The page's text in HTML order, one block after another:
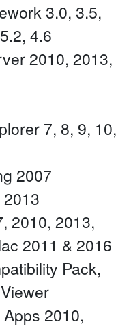
3.0, 3.5,
4.6
2010, 2013,
7, 8, 9, 10,
2007
2010, 2013,
2011 & 2016
Pack,
2010,